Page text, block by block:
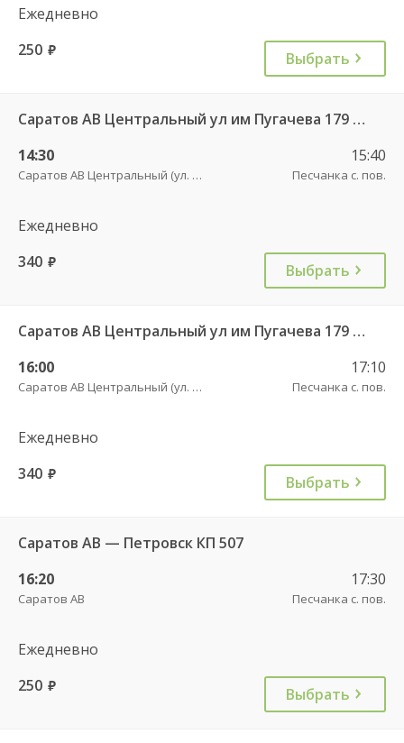
Ежедневно
250 руб. Выбрать
Саратов АВ Центральный ул им Пугачева 179 А — Петровск (ул Московская 101)
14:30
Саратов АВ Центральный (ул. им. Пугачева, 179 А)
15:40
Песчанка с. пов.
Ежедневно
340 руб. Выбрать
Саратов АВ Центральный ул им Пугачева 179 А — Петровск (ул Московская 101)
16:00
Саратов АВ Центральный (ул. им. Пугачева, 179 А)
17:10
Песчанка с. пов.
Ежедневно
340 руб. Выбрать
Саратов АВ — Петровск КП 507
16:20
Саратов АВ
17:30
Песчанка с. пов.
Ежедневно
250 руб. Выбрать